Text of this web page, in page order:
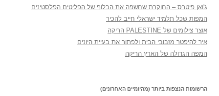
ג'ואן פיטרס – החוקרת שחשפה את הבלוף של הפליטים הפלסטינים
המפות שכל תלמיד ישראלי חייב להכיר
אוצר צילומים של PALESTINE הריקה
איך להיפטר מזבובי הבית ולפתור את בעיית היונים
המפה הגדולה של הארץ הריקה
הרשומות הנצפות ביותר (מהיומיים האחרונים)